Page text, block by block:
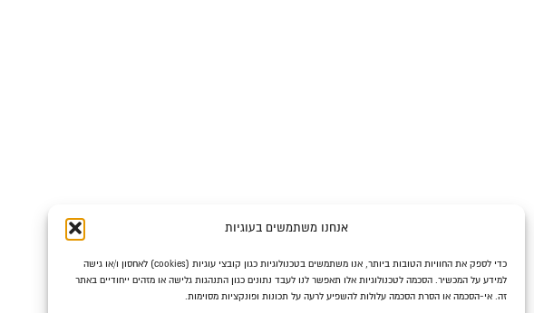
אנחנו משתמשים בעוגיות
כדי לספק את החוויות הטובות ביותר, אנו משתמשים בטכנולוגיות כגון קובצי עוגיות (cookies) לאחסון ו/או גישה
למידע על המכשיר. הסכמה לטכנולוגיות אלו תאפשר לנו לעבד נתונים כגון התנהגות גלישה או מזהים ייחודיים באתר
זה. אי-הסכמה או הסרת הסכמה עלולות להשפיע לרעה על תכונות ופונקציות מסוימות.